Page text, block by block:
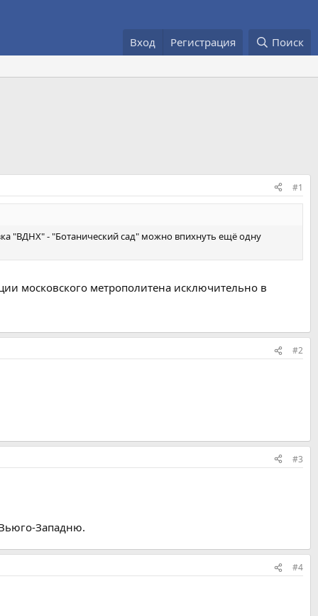
Вход Регистрация Поиск
#1
"ВДНХ" - "Ботанический сад" можно впихнуть ещё одну
московского метрополитена исключительно в
#2
#3
Западню.
#4